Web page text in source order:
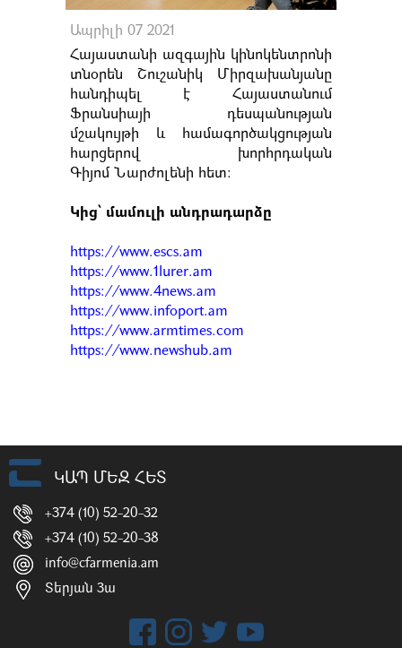
Ապրիլի 07 2021
Հայաստանի ազգային կինոկենտրոնի
տնօրեն Շուշանիկ Միրզախանյանը
հանդիպել է Հայաստանում
Ֆրանսիայի դեսպանության
մշակույթի և համագործակցության
հարցերով խորհրդական
Գիյոմ Նարժոլենի հետ։
Կից՝ մամուլի անդրադարձը
https://www.escs.am
https://www.1lurer.am
https://www.4news.am
https://www.infoport.am
https://www.armtimes.com
https://www.newshub.am
ԿԱՊ ՄԵԶ ՀԵՏ
+374 (10) 52-20-32
+374 (10) 52-20-38
info@cfarmenia.am
Տերյան 3ա